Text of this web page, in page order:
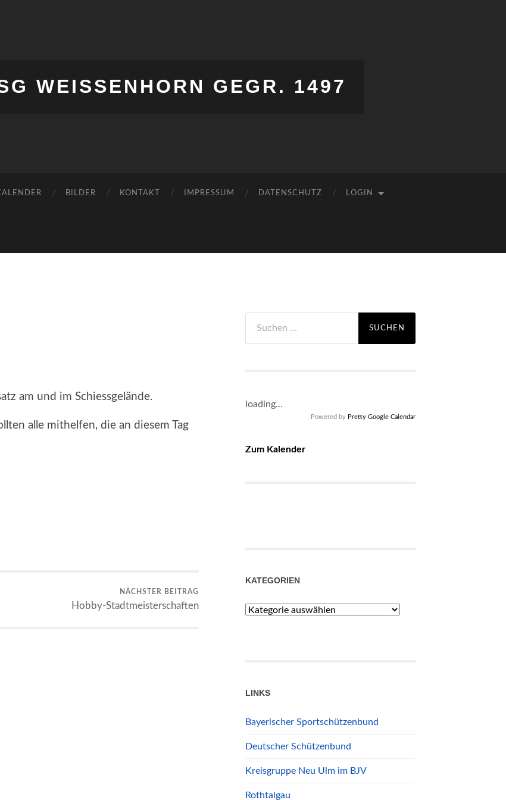
WEISSENHORN GEGR. 1497
BILDER KONTAKT IMPRESSUM DATENSCHUTZ LOGIN
am und im Schiessgelände.
alle mithelfen, die an diesem Tag
NÄCHSTER BEITRAG
Hobby-Stadtmeisterschaften
nach:
loading...
Powered by Pretty Google Calendar
Zum Kalender
KATEGORIEN
Kategorien
LINKS
Bayerischer Sportschützenbund
Deutscher Schützenbund
Kreisgruppe Neu Ulm im BJV
Rothtalgau